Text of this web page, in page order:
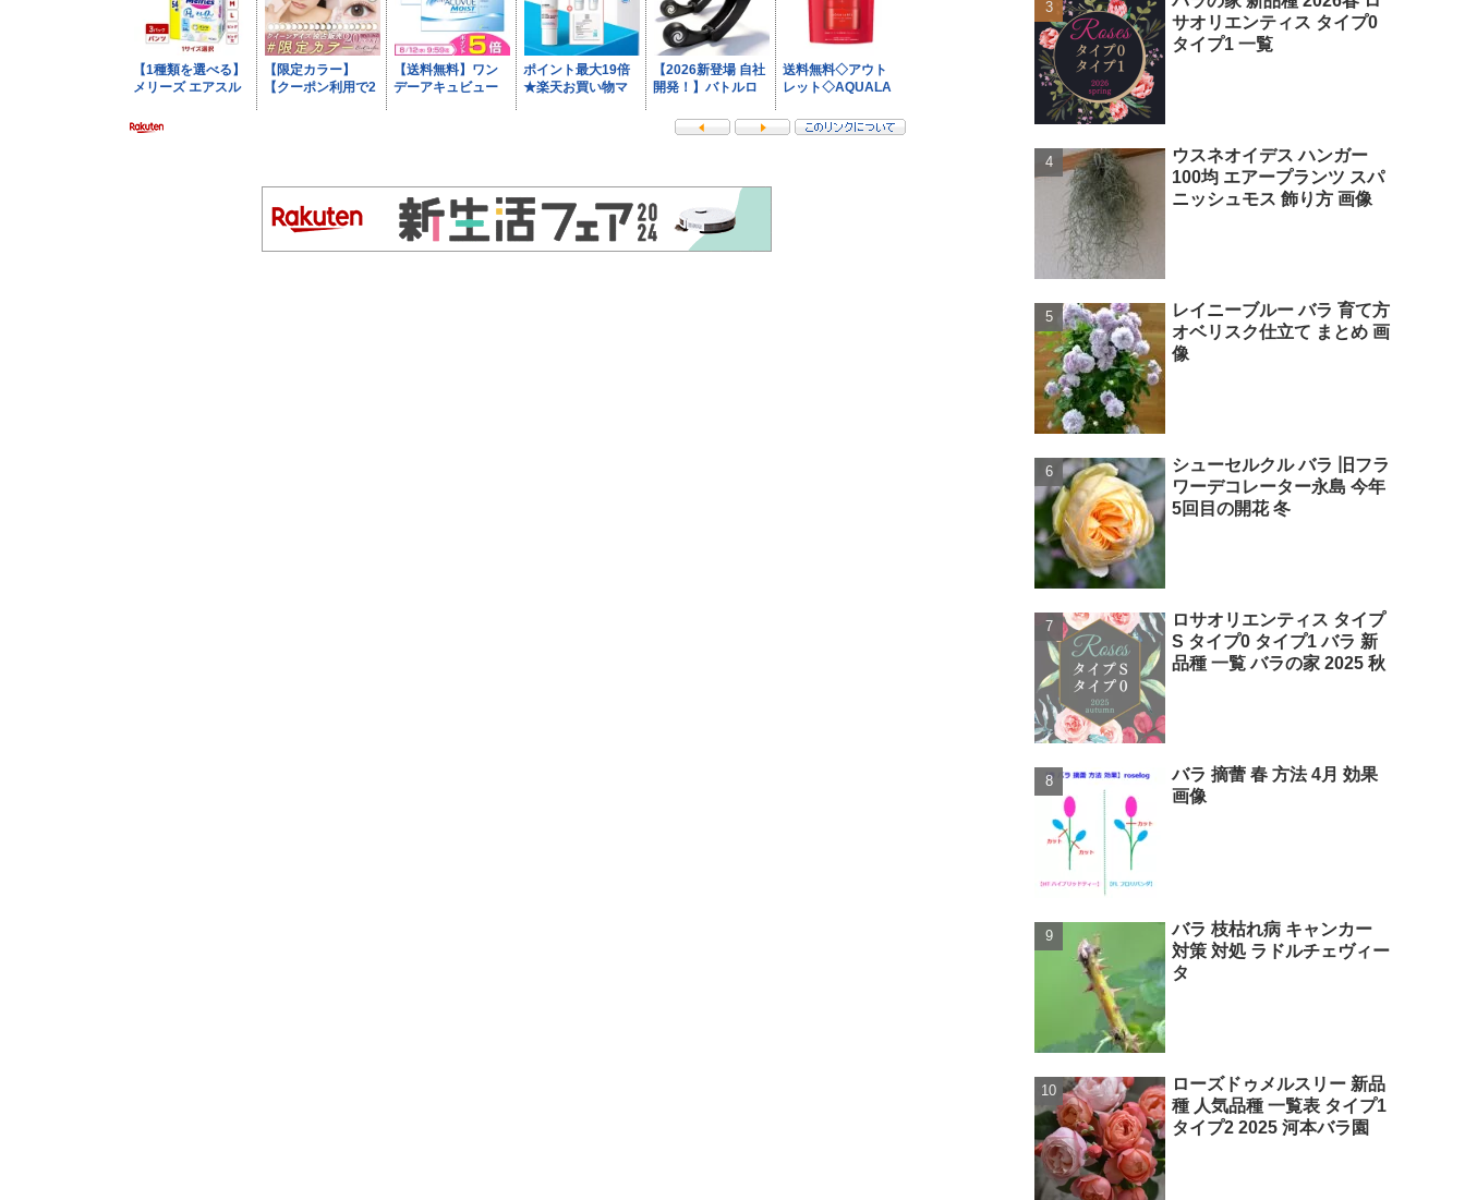
サオリエンティス タイプ0
タイプ1 一覧
ウスネオイデス ハンガー
100均 エアープランツ スパ
ニッシュモス 飾り方 画像
レイニーブルー バラ 育て方
オベリスク仕立て まとめ 画
像
シューセルクル バラ 旧フラ
ワーデコレーター永島 今年
5回目の開花 冬
ロサオリエンティス タイプ
S タイプ0 タイプ1 バラ 新
品種 一覧 バラの家 2025 秋
バラ 摘蕾 春 方法 4月 効果
画像
バラ 枝枯れ病 キャンカー
対策 対処 ラドルチェヴィー
タ
ローズドゥメルスリー 新品
種 人気品種 一覧表 タイプ1
タイプ2 2025 河本バラ園